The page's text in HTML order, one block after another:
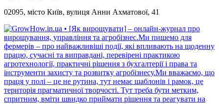
02095, місто Київ, вулиця Анни Ахматової, 41